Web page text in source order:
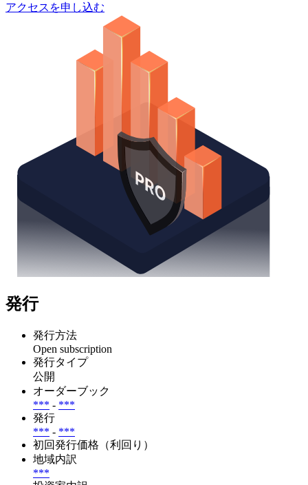
アクセスを申し込む
発行
発行方法
Open subscription
発行タイプ
公開
オーダーブック
*** - ***
発行
*** - ***
初回発行価格（利回り）
地域内訳
***